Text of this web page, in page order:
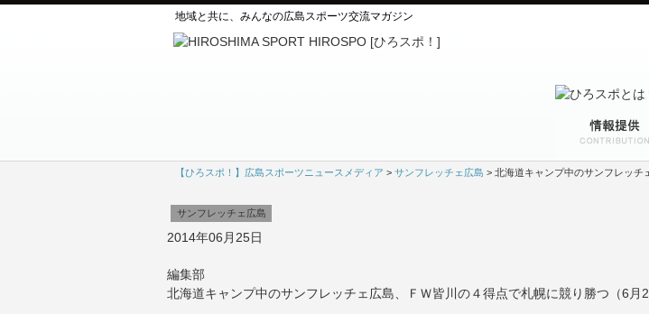
地域と共に、みんなの広島スポーツ交流マガジン
【ひろスポ！】広島スポーツニュースメディア > サンフレッチェ広島 > 北海道キャンプ中のサンフレッチ
サンフレッチェ広島
2014年06月25日
編集部
北海道キャンプ中のサンフレッチェ広島、ＦＷ皆川の４得点で札幌に競り勝つ（6月